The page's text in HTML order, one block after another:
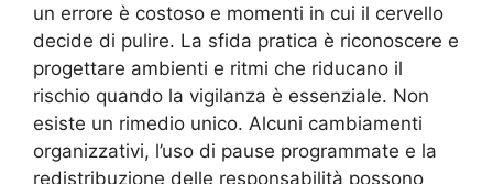
un errore è costoso e momenti in cui il cervello
decide di pulire. La sfida pratica è riconoscere e
progettare ambienti e ritmi che riducano il
rischio quando la vigilanza è essenziale. Non
esiste un rimedio unico. Alcuni cambiamenti
organizzativi, l’uso di pause programmate e la
redistribuzione delle responsabilità possono